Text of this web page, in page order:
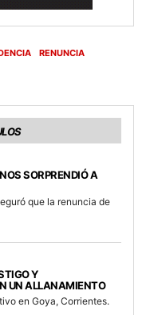
RENUNCIA
SORPRENDIÓ A
que la renuncia de
Y
UN ALLANAMIENTO
en Goya, Corrientes.